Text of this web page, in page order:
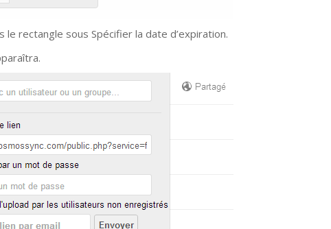
le rectangle sous Spécifier la date d’expiration.